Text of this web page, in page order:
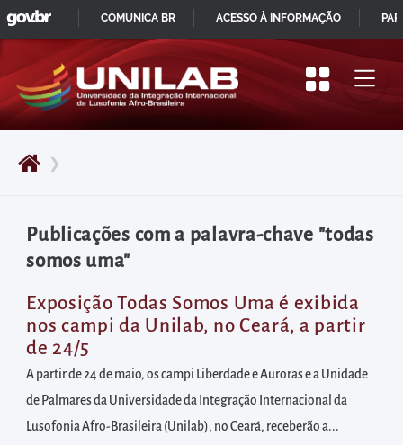
Pular
para
início
do
principal
Acessar
diretamente
o
menu
principal
Acessar
diretamente
à
❯
Publicações com a palavra-chave "todas
somos uma"
Exposição Todas Somos Uma é exibida
nos campi da Unilab, no Ceará, a partir
de 24/5
A partir de 24 de maio, os campi Liberdade e Auroras e a Unidade
de Palmares da Universidade da Integração Internacional da
Lusofonia Afro-Brasileira (Unilab), no Ceará, receberão a...
IR
PARA
CONTEÚDO
GOVBR
COMUNICA BR ACESSO À INFORMAÇÃO